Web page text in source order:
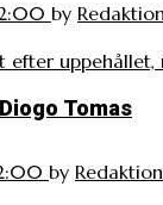
by
efter
Tomas
by